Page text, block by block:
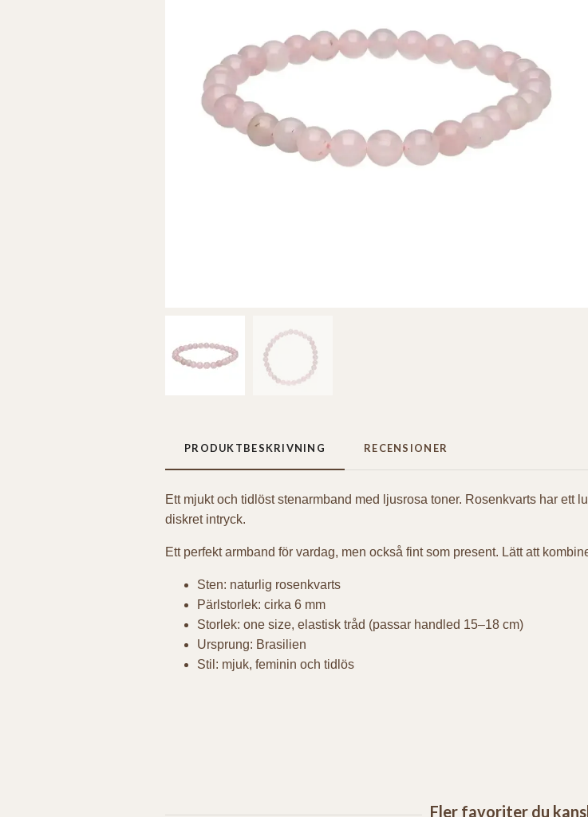
PRODUKTBESKRIVNING RECENSIONER
Ett mjukt och tidlöst stenarmband med ljusrosa toner. Rosenkvarts har ett
diskret intryck.
Ett perfekt armband för vardag, men också fint som present. Lätt att
Sten: naturlig rosenkvarts
Pärlstorlek: cirka 6 mm
Storlek: one size, elastisk tråd (passar handled 15–18 cm)
Ursprung: Brasilien
Stil: mjuk, feminin och tidlös